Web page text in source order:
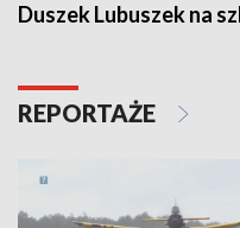
Duszek Lubuszek na
REPORTAŻE